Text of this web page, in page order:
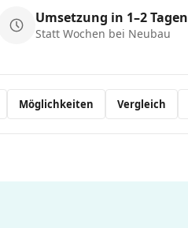
Umsetzung in 1–2 Tagen
Statt Wochen bei Neubau
Möglichkeiten Vergleich